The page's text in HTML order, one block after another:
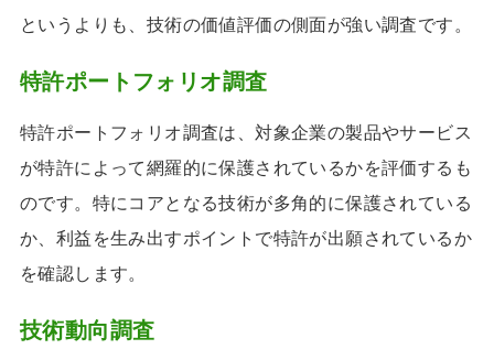
というよりも、技術の価値評価の側面が強い調査です。
特許ポートフォリオ調査
特許ポートフォリオ調査は、対象企業の製品やサービス
が特許によって網羅的に保護されているかを評価するも
のです。特にコアとなる技術が多角的に保護されている
か、利益を生み出すポイントで特許が出願されているか
を確認します。
技術動向調査